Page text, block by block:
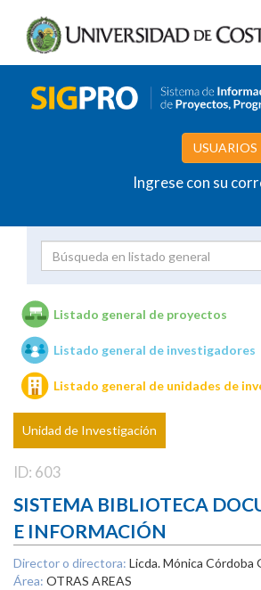
USUARIOS
Ingrese con su
Unidades de investigación
Listado general de proyectos
Listado general de investigadores
Listado general de unidades de
Unidad de Investigación
ID: 603
SISTEMA BIBLIOTECA
E INFORMACIÓN
Director o directora: Licda. Mónica Córdoba
Área: OTRAS AREAS